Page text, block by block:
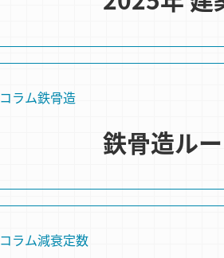
コラム鉄骨造
鉄骨造ル
コラム減衰定数